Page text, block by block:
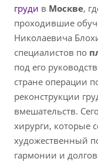
груди в Москве,
проходившие
Николаевича
специалистов по
под его
стране операции
реконструкции
вмешательств.
хирурги, которые
художественный
гармонии и